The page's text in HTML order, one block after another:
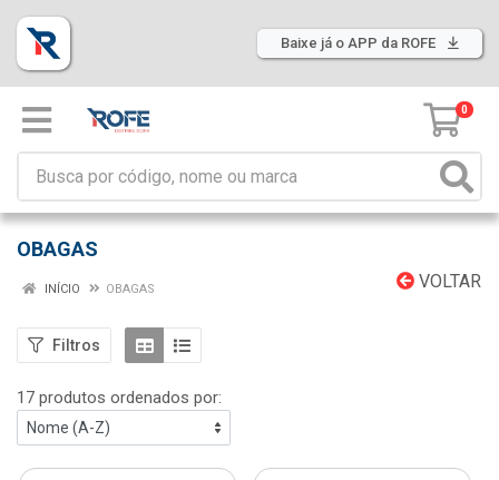
Baixe já o APP da ROFE
0
OBAGAS
VOLTAR
INÍCIO OBAGAS
Filtros
17 produtos ordenados por: